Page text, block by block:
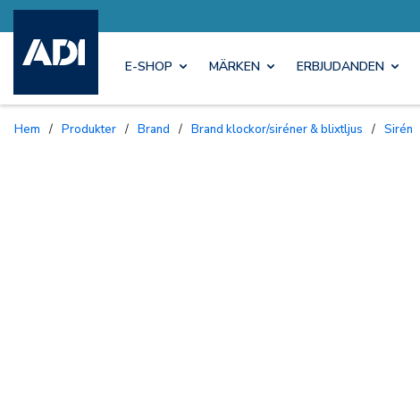
E-SHOP MÄRKEN ERBJUDANDEN
Hem / Produkter / Brand / Brand klockor/siréner & blixtljus / Sirén